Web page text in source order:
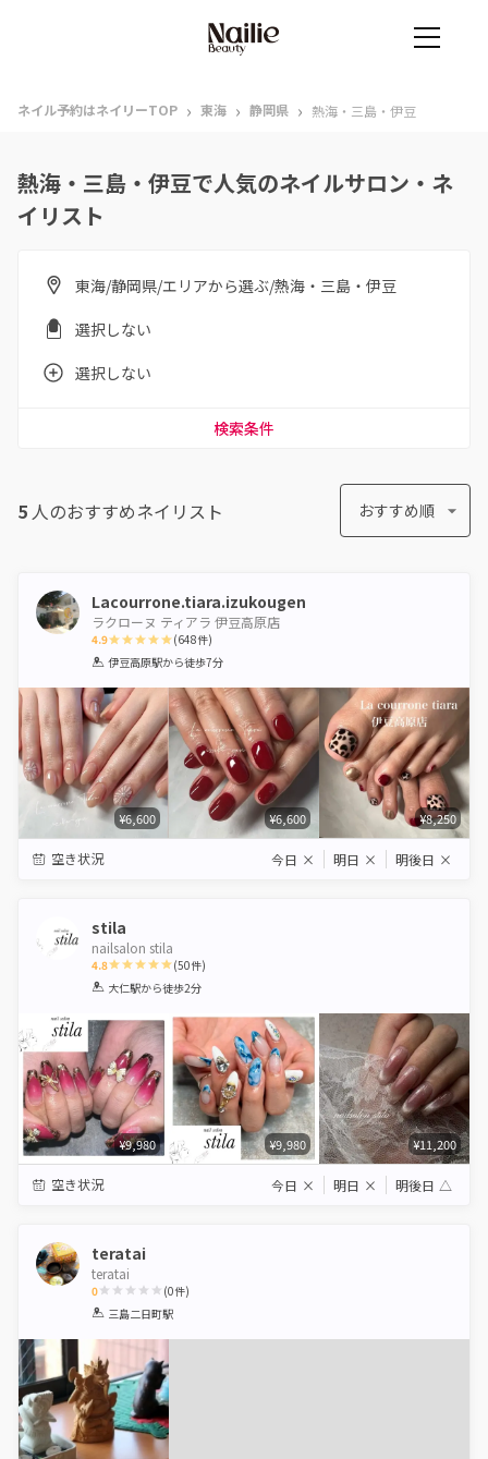
ネイル予約はネイリーTOP › 東海 › 静岡県 › 熱海・三島・伊豆
熱海・三島・伊豆で人気のネイルサロン・ネ
イリスト
東海/静岡県/エリアから選ぶ/熱海・三島・伊豆
選択しない
選択しない
検索条件
5 人のおすすめネイリスト おすすめ順
Lacourrone.tiara.izukougen
ラクローヌ ティアラ 伊豆高原店
4.9
1 2 3 4 5
(648件)
伊豆高原駅から徒歩7分
¥6,600 ¥6,600 ¥8,250
空き状況 今日 × 明日 × 明後日 ×
stila
nailsalon stila
4.8
1 2 3 4 5
(50件)
大仁駅から徒歩2分
¥9,980 ¥9,980 ¥11,200
空き状況 今日 × 明日 × 明後日 △
teratai
teratai
0
1 2 3 4 5
(0件)
三島二日町駅